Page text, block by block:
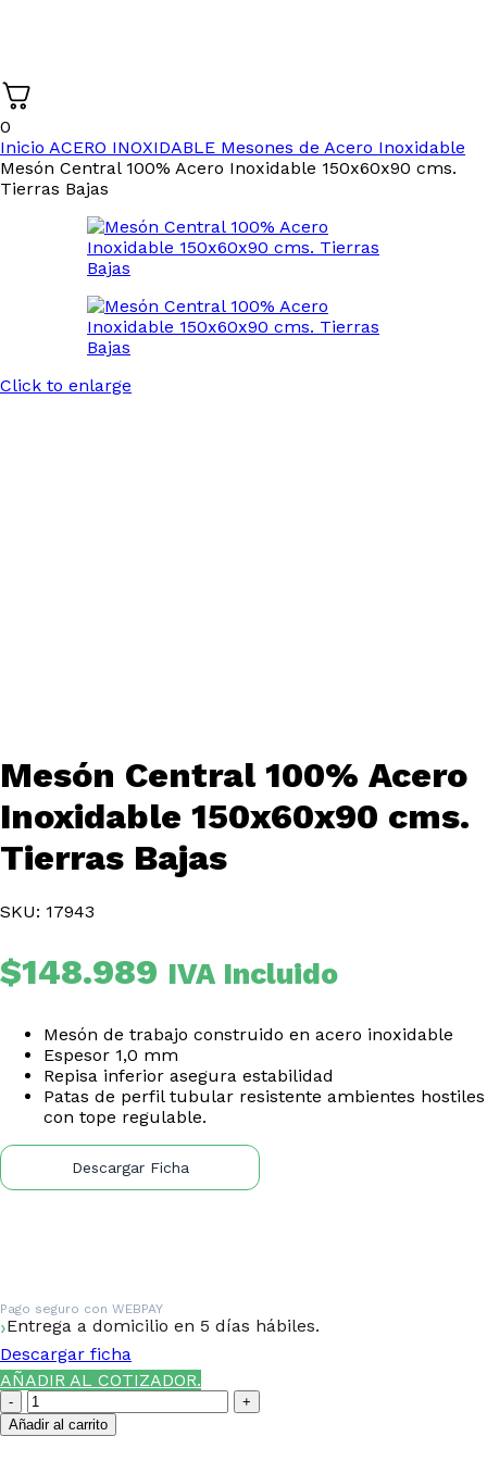
0
Inicio ACERO INOXIDABLE Mesones de Acero Inoxidable
Mesón Central 100% Acero Inoxidable 150x60x90 cms.
Tierras Bajas
Click to enlarge
Mesón Central 100% Acero
Inoxidable 150x60x90 cms.
Tierras Bajas
SKU: 17943
$148.989 IVA Incluido
Mesón de trabajo construido en acero inoxidable
Espesor 1,0 mm
Repisa inferior asegura estabilidad
Patas de perfil tubular resistente ambientes hostiles
con tope regulable.
Descargar Ficha
Pago seguro con WEBPAY
Entrega a domicilio en 5 días hábiles.
Descargar ficha
AÑADIR AL COTIZADOR.
Mesón
Central
100%
Añadir al carrito